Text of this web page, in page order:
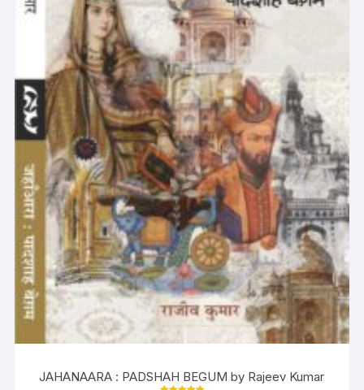
JAHANAARA : PADSHAH BEGUM by Rajeev Kumar